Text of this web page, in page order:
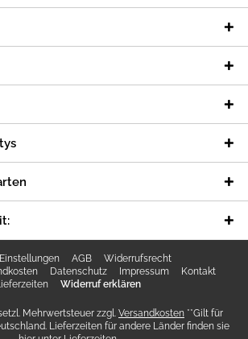
AGB
Widerrufsrecht
Datenschutz Impressum
Kontakt
Widerruf erklären
Mehrwertsteuer zzgl. Versandkosten **Gilt für
Lieferzeiten für andere Länder finden sie